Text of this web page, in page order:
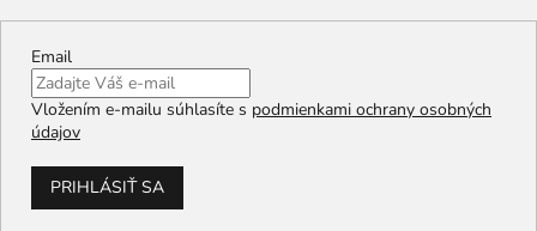
Email
Vložením e-mailu súhlasíte s podmienkami ochrany osobných
údajov
PRIHLÁSIŤ SA